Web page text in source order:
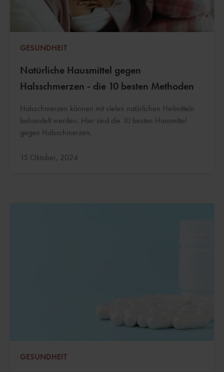
GESUNDHEIT
Natürliche Hausmittel gegen
Halsschmerzen - die 10 besten Methoden
Halsschmerzen können mit vielen natürlichen Heilmitteln
behandelt werden. Hier sind die 10 besten Hausmittel
gegen Halsschmerzen.
Aktualisiert:
15 Oktober, 2024
GESUNDHEIT